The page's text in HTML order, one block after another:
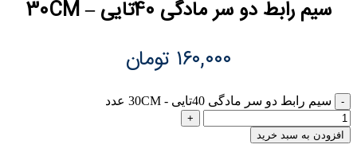
سیم رابط دو سر مادگی 40تایی – 30CM
۱۶۰,۰۰۰ تومان
سیم رابط دو سر مادگی 40تایی - 30CM عدد
افزودن به سبد خرید